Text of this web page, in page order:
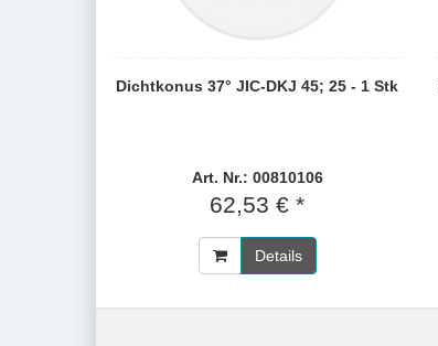
Dichtkonus 37° JIC-DKJ 45; 25 - 1 Stk
Art. Nr.: 00810106
62,53 € *
Details